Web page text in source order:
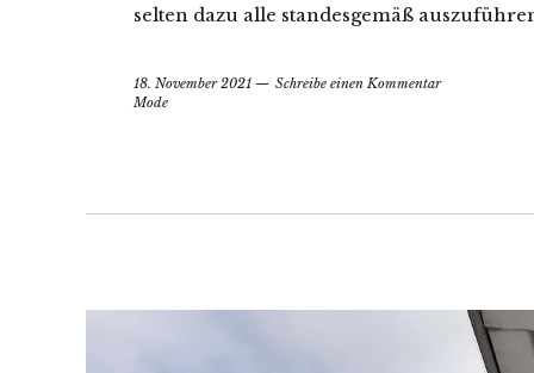
selten dazu alle standesgemäß
18. November 2021
Schreibe einen Kommentar
Mode